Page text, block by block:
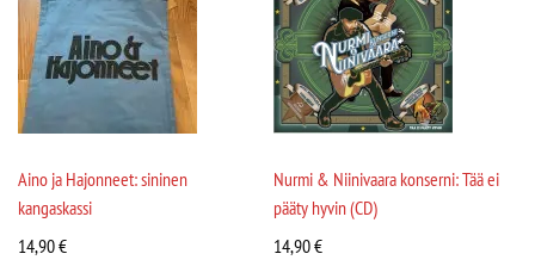
Aino ja Hajonneet: sininen
kangaskassi
14,90€
Nurmi & Niinivaara konserni: Tää ei
pääty hyvin (CD)
14,90€